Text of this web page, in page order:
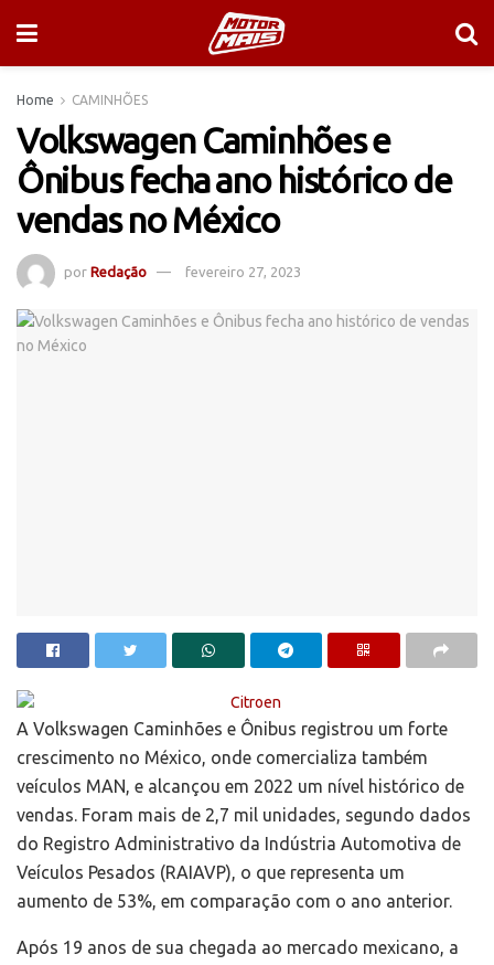
Home CAMINHÕES
Volkswagen Caminhões e
Ônibus fecha ano histórico de
vendas no México
por Redação fevereiro 27, 2023
A Volkswagen Caminhões e Ônibus registrou um forte
crescimento no México, onde comercializa também
veículos MAN, e alcançou em 2022 um nível histórico de
vendas. Foram mais de 2,7 mil unidades, segundo dados
do Registro Administrativo da Indústria Automotiva de
Veículos Pesados (RAIAVP), o que representa um
aumento de 53%, em comparação com o ano anterior.
Após 19 anos de sua chegada ao mercado mexicano, a